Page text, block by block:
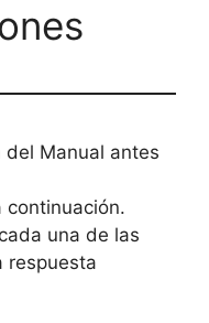
del Manual antes
continuación.
una de las
respuesta